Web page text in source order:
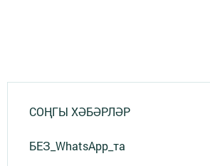
СОҢГЫ ХӘБӘРЛӘР
БЕЗ_WhatsApp_та